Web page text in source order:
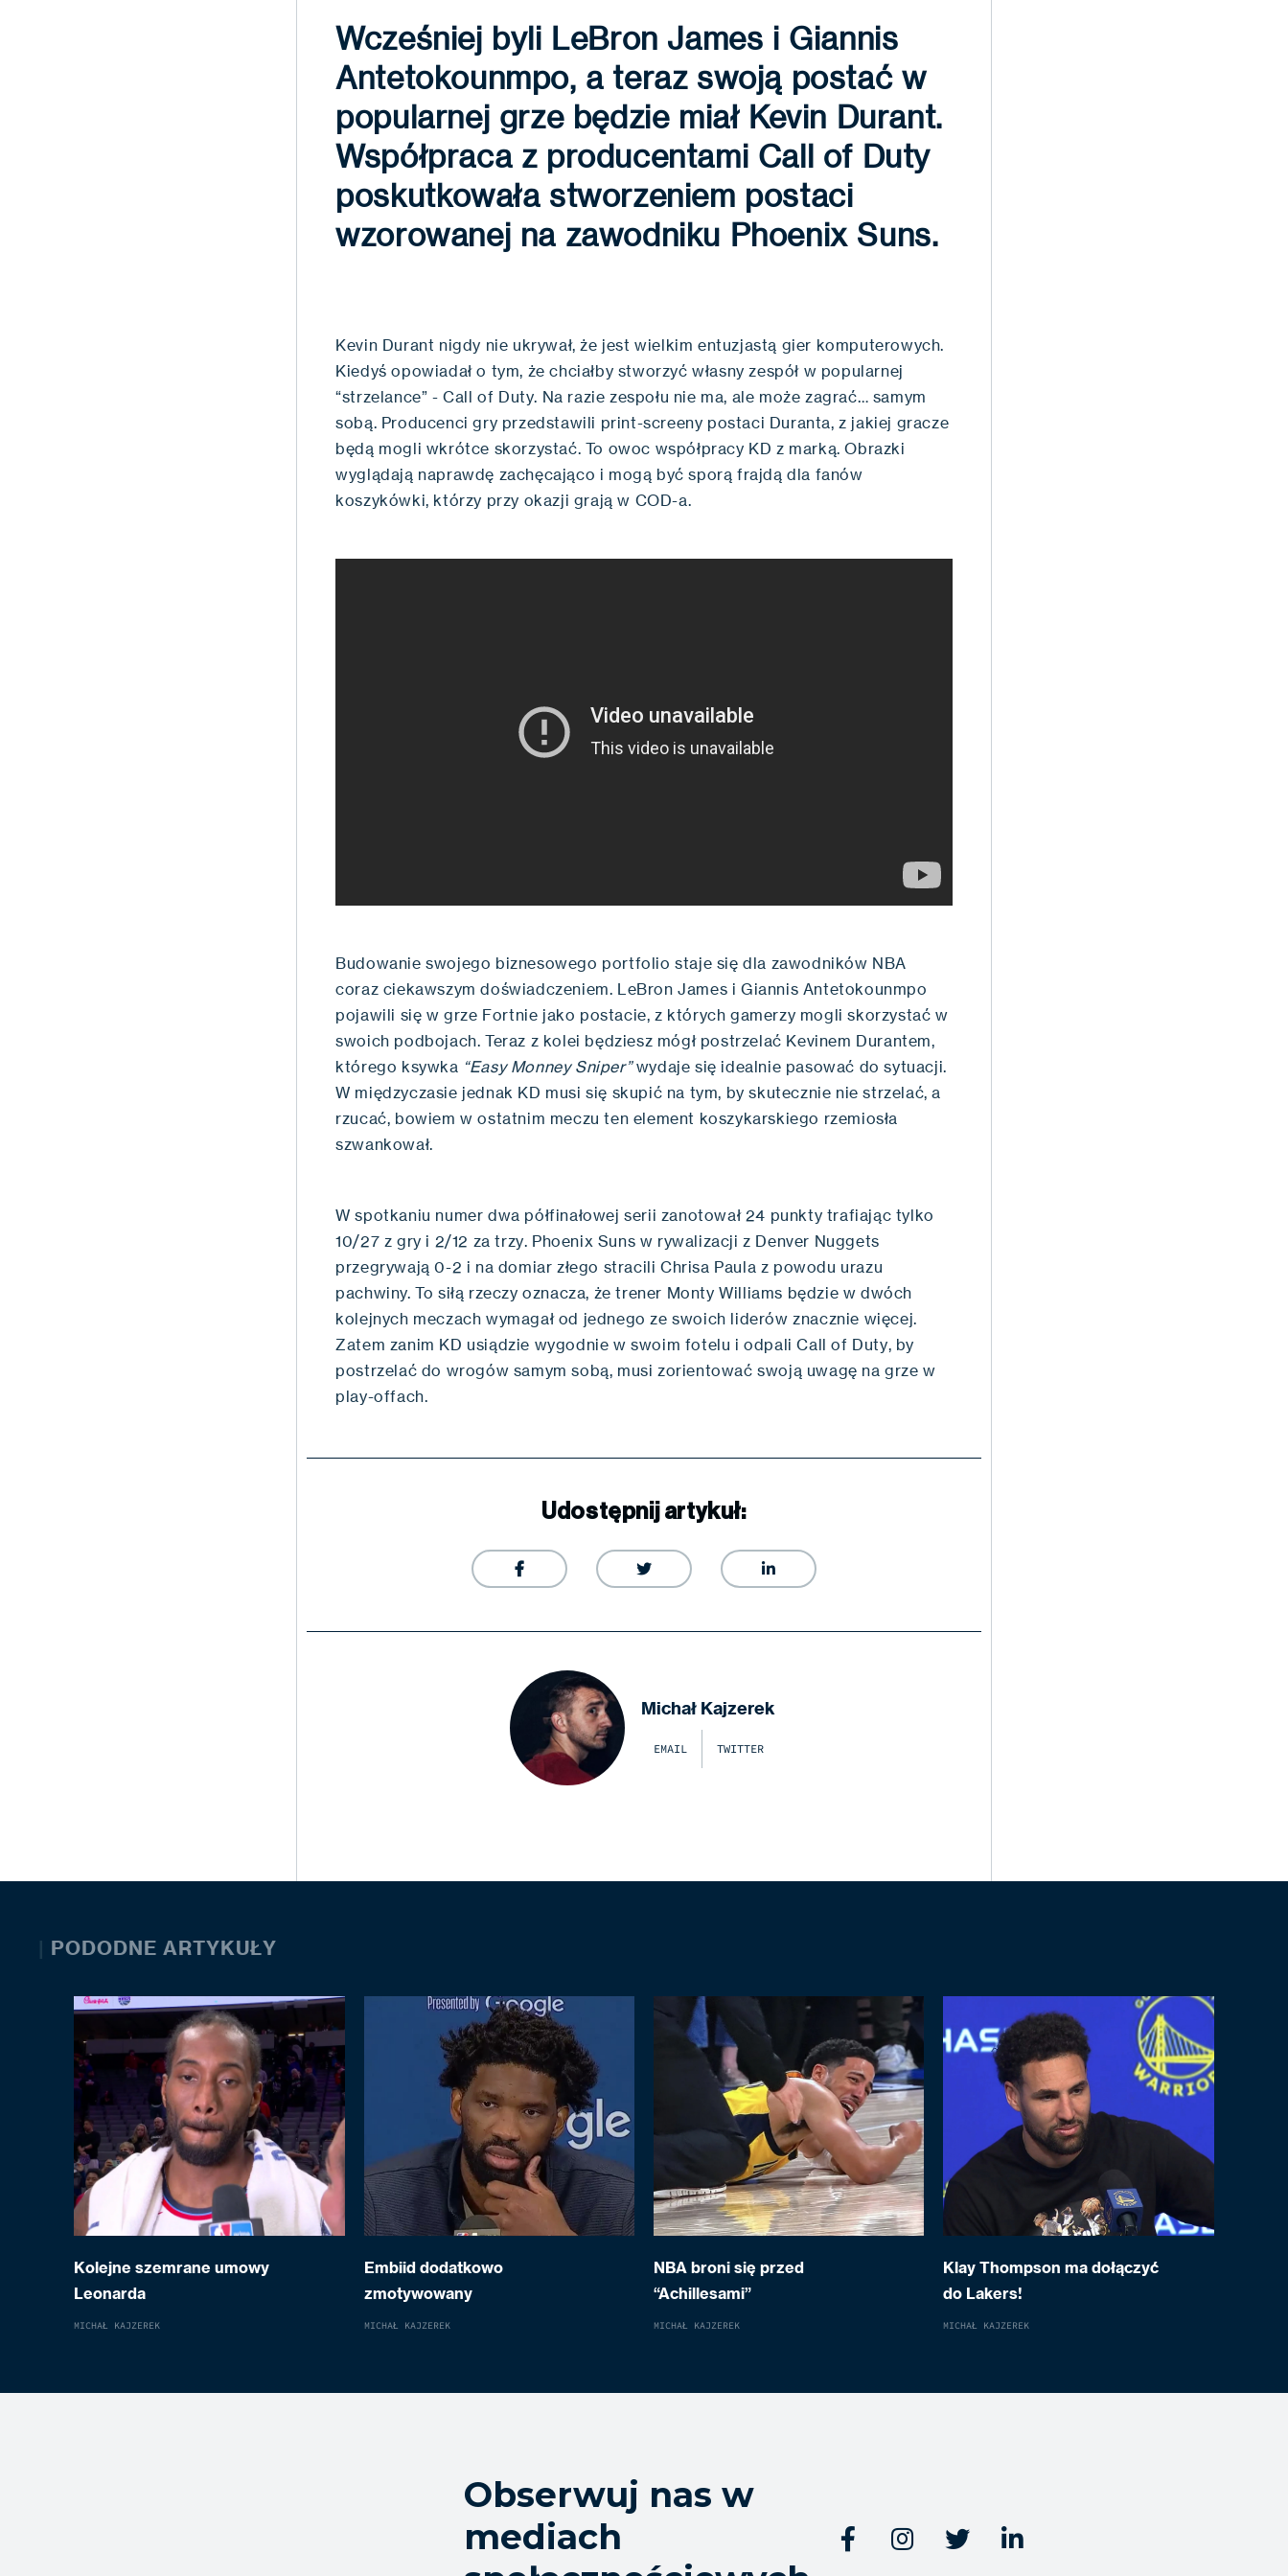
Wcześniej byli LeBron James i Giannis
Antetokounmpo, a teraz swoją postać w
popularnej grze będzie miał Kevin Durant.
Współpraca z producentami Call of Duty
poskutkowała stworzeniem postaci
wzorowanej na zawodniku Phoenix Suns.
Kevin Durant nigdy nie ukrywał, że jest wielkim entuzjastą gier komputerowych.
Kiedyś opowiadał o tym, że chciałby stworzyć własny zespół w popularnej
“strzelance” - Call of Duty. Na razie zespołu nie ma, ale może zagrać… samym
sobą. Producenci gry przedstawili print-screeny postaci Duranta, z jakiej gracze
będą mogli wkrótce skorzystać. To owoc współpracy KD z marką. Obrazki
wyglądają naprawdę zachęcająco i mogą być sporą frajdą dla fanów
koszykówki, którzy przy okazji grają w COD-a.
Budowanie swojego biznesowego portfolio staje się dla zawodników NBA
coraz ciekawszym doświadczeniem. LeBron James i Giannis Antetokounmpo
pojawili się w grze Fortnie jako postacie, z których gamerzy mogli skorzystać w
swoich podbojach. Teraz z kolei będziesz mógł postrzelać Kevinem Durantem,
którego ksywka “Easy Monney Sniper”wydaje się idealnie pasować do sytuacji.
W międzyczasie jednak KD musi się skupić na tym, by skutecznie nie strzelać, a
rzucać, bowiem w ostatnim meczu ten element koszykarskiego rzemiosła
szwankował.
W spotkaniu numer dwa półfinałowej serii zanotował 24 punkty trafiając tylko
10/27 z gry i 2/12 za trzy. Phoenix Suns w rywalizacji z Denver Nuggets
przegrywają 0-2 i na domiar złego stracili Chrisa Paula z powodu urazu
pachwiny. To siłą rzeczy oznacza, że trener Monty Williams będzie w dwóch
kolejnych meczach wymagał od jednego ze swoich liderów znacznie więcej.
Zatem zanim KD usiądzie wygodnie w swoim fotelu i odpali Call of Duty, by
postrzelać do wrogów samym sobą, musi zorientować swoją uwagę na grze w
play-offach.
Udostępnij artykuł:
  
Michał Kajzerek
EMAIL TWITTER
| PODODNE ARTYKUŁY
Kolejne szemrane umowy
Leonarda
MICHAŁ KAJZEREK
Embiid dodatkowo
zmotywowany
MICHAŁ KAJZEREK
NBA broni się przed
“Achillesami”
MICHAŁ KAJZEREK
Klay Thompson ma dołączyć
do Lakers!
MICHAŁ KAJZEREK
Obserwuj nas w
mediach
   